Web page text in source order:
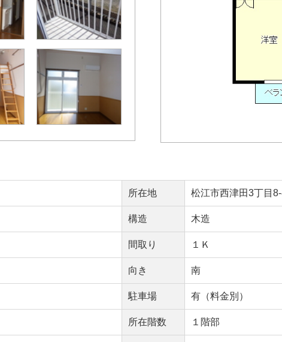
所在地 松江市西津田3丁目
構造 木造
間取り １Ｋ
向き 南
駐車場 有（料金別）
所在階数 １階部